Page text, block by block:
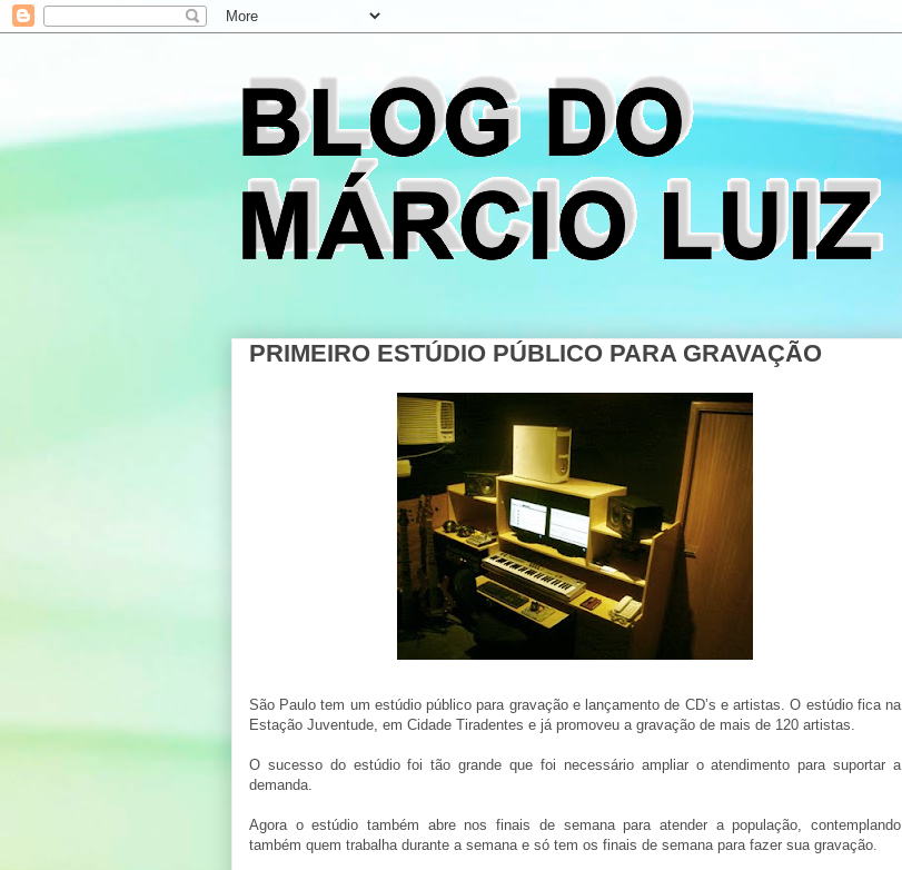
PRIMEIRO ESTÚDIO PÚBLICO PARA GRAVAÇÃO
São Paulo tem um estúdio público para gravação e lançamento de CD’s e artistas. O estúdio fica na
Estação Juventude, em Cidade Tiradentes e já promoveu a gravação de mais de 120 artistas.
O sucesso do estúdio foi tão grande que foi necessário ampliar o atendimento para suportar a
demanda.
Agora o estúdio também abre nos finais de semana para atender a população, contemplando
também quem trabalha durante a semana e só tem os finais de semana para fazer sua gravação.